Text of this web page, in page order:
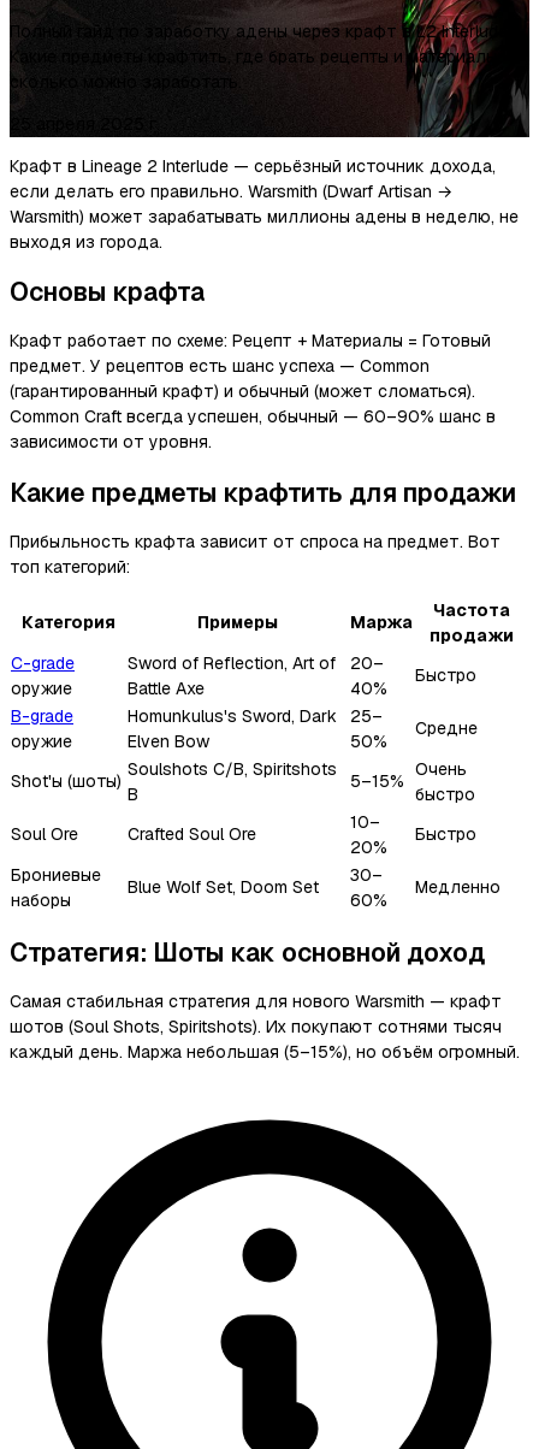
Полный гайд по заработку адены через крафт в L2 Interlude.
Какие предметы крафтить, где брать рецепты и материалы,
сколько можно заработать.
Крафт в Lineage 2 Interlude — серьёзный источник дохода,
если делать его правильно. Warsmith (Dwarf Artisan →
Warsmith) может зарабатывать миллионы адены в неделю, не
выходя из города.
Основы крафта
Крафт работает по схеме: Рецепт + Материалы = Готовый
предмет. У рецептов есть шанс успеха — Common
(гарантированный крафт) и обычный (может сломаться).
Common Craft всегда успешен, обычный — 60–90% шанс в
зависимости от уровня.
Какие предметы крафтить для продажи
Прибыльность крафта зависит от спроса на предмет. Вот
топ категорий:
Категория Примеры Маржа
Частота
продажи
C-grade
оружие
Sword of Reflection, Art of
Battle Axe
20–
40%
Быстро
B-grade
оружие
Homunkulus's Sword, Dark
Elven Bow
25–
50%
Средне
Shot'ы (шоты)
Soulshots C/B, Spiritshots
B
5–15%
Очень
быстро
Soul Ore
Crafted Soul Ore
10–
20%
Быстро
Брониевые
наборы
Blue Wolf Set, Doom Set
30–
60%
Медленно
Стратегия: Шоты как основной доход
Самая стабильная стратегия для нового Warsmith — крафт
шотов (Soul Shots, Spiritshots). Их покупают сотнями тысяч
каждый день. Маржа небольшая (5–15%), но объём огромный.